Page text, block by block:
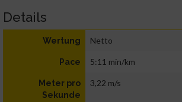
Details
Wertung Netto
Pace 5:11 min/km
Meter pro
Sekunde
3,22 m/s